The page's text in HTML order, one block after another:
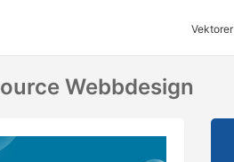
Vektorer
Webbdesign